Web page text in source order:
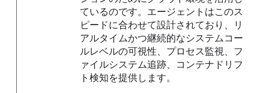
ているのです。エージェントはこのス
ピードに合わせて設計されており、リ
アルタイムかつ継続的なシステムコー
ルレベルの可視性、プロセス監視、フ
ァイルシステム追跡、コンテナドリフ
ト検知を提供します。